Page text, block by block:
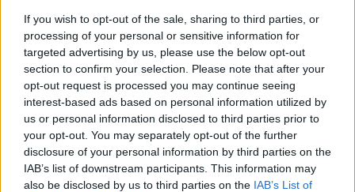
If you wish to opt-out of the sale, sharing to third parties, or
processing of your personal or sensitive information for
targeted advertising by us, please use the below opt-out
section to confirm your selection. Please note that after your
opt-out request is processed you may continue seeing
interest-based ads based on personal information utilized by
us or personal information disclosed to third parties prior to
your opt-out. You may separately opt-out of the further
disclosure of your personal information by third parties on the
IAB’s list of downstream participants. This information may
also be disclosed by us to third parties on the IAB’s List of
+ 2